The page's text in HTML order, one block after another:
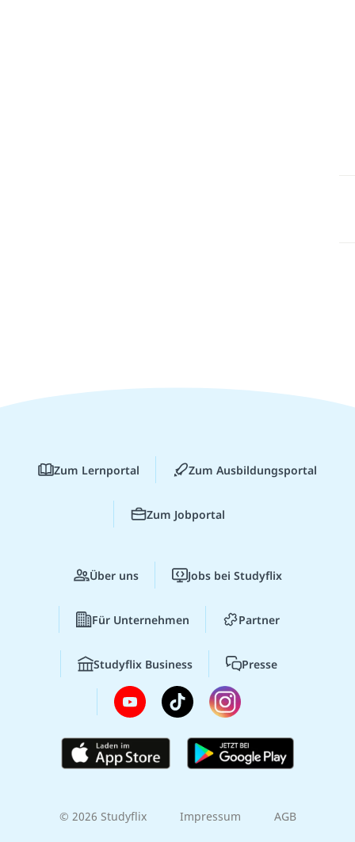
Zum Lernportal Zum Ausbildungsportal
Zum Jobportal
Über uns Jobs bei Studyflix
Für Unternehmen Partner
Studyflix Business Presse
© 2026 Studyflix Impressum AGB